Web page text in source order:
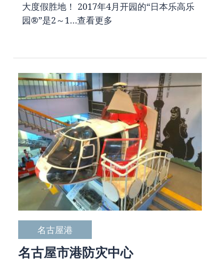
大度假胜地！ 2017年4月开园的“日本乐高乐
园®”是2～1…查看更多
名古屋港
名古屋市港防灾中心